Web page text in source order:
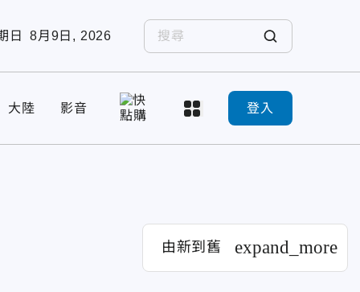
日 8月9日, 2026
大陸 影音 登入
由新到舊 expand_more